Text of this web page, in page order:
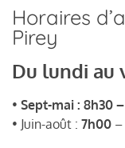
Horaires
Pirey
Du lundi au
• Sept-mai : 8h30 –
• Juin-août : 7h00 –